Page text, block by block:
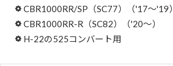
CBR1000RR/SP（SC77）（'17～'19）
CBR1000RR-R（SC82）（'20～）
H-22の525コンバート用